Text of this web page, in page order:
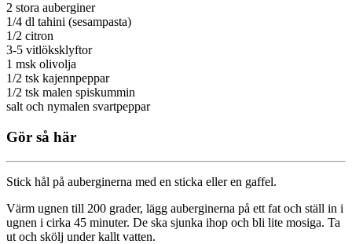
2 stora auberginer
1/4 dl tahini (sesampasta)
1/2 citron
3-5 vitlöksklyftor
1 msk olivolja
1/2 tsk kajennpeppar
1/2 tsk malen spiskummin
salt och nymalen svartpeppar
Gör så här
Stick hål på auberginerna med en sticka eller en gaffel.
Värm ugnen till 200 grader, lägg auberginerna på ett fat och ställ in i
ugnen i cirka 45 minuter. De ska sjunka ihop och bli lite mosiga. Ta
ut och skölj under kallt vatten.